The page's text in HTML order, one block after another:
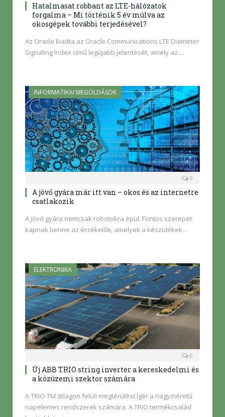
Hatalmasat robbant az LTE-hálózatok
forgalma – Mi történik 5 év múlva az
okosgépek további terjedésével?
Az Oracle kiadta az Oracle Communications LTE Diameter
Signaling Index című legújabb jelentését, amely az…
INFORMATIKAI MEGOLDÁSOK
0
A jövő gyára már itt van – okos és az internetre
csatlakozik
A jövő gyára nemcsak robotokra épül. Fontos szerepet
kapnak benne az érzékelők, amelyek a készülékek…
ELEKTRONIKA
0
Új ABB TRIO string inverter a kereskedelmi és
a közüzemi szektor számára
A TRIO-TM átlagon felüli megtérülést ígér a nagyméretű
napelemes rendszerek számára. A TRIO termékcsalád